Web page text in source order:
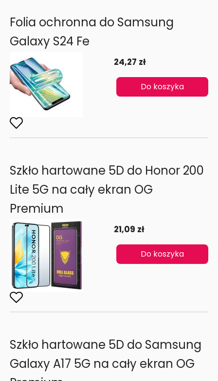
Folia ochronna do Samsung
Galaxy S24 Fe
24,27 zł
Do koszyka
Szkło hartowane 5D do Honor 200
Lite 5G na cały ekran OG
Premium
21,09 zł
Do koszyka
Szkło hartowane 5D do Samsung
Galaxy A17 5G na cały ekran OG